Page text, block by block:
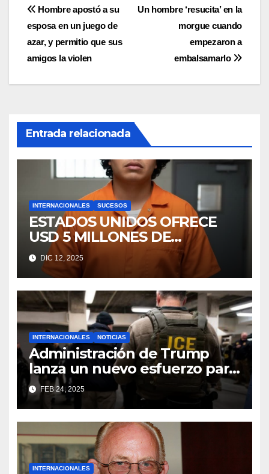
Navegación
de
entradas
Un hombre ‘resucita’ en la
morgue cuando
empezaron a
embalsamarlo
Hombre apostó a su
esposa en un juego de
azar, y permitio que sus
amigos la violen
Entrada relacionada
INTERNACIONALES SUCESOS
ESTADOS UNIDOS OFRECE
USD 5 MILLONES DE
RECOMPENSA POR ALIAS
“CHURRÓN”
DIC 12, 2025
INTERNACIONALES NOTICIAS
Administración de Trump
lanza un nuevo esfuerzo para
deportar a los niños
migrantes no acompañados,
según un memorando
FEB 24, 2025
INTERNACIONALES